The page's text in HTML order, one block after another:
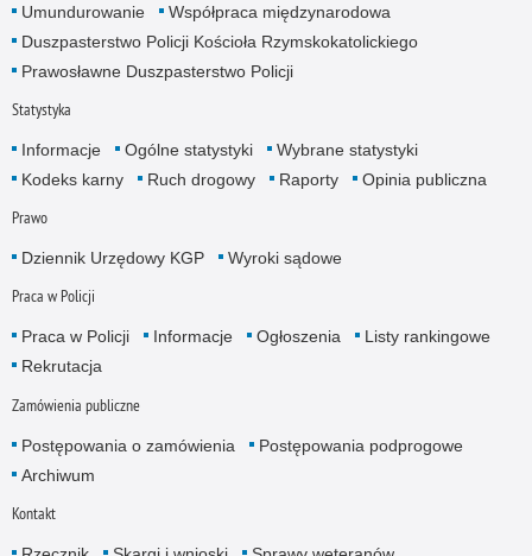
Umundurowanie
Współpraca międzynarodowa
Duszpasterstwo Policji Kościoła Rzymskokatolickiego
Prawosławne Duszpasterstwo Policji
Statystyka
Informacje Ogólne statystyki
Wybrane statystyki
Kodeks karny
Ruch drogowy Raporty Opinia publiczna
Prawo
Dziennik Urzędowy KGP Wyroki sądowe
Praca w Policji
Praca w Policji Informacje Ogłoszenia
Listy rankingowe
Rekrutacja
Zamówienia publiczne
Postępowania o zamówienia
Postępowania podprogowe
Archiwum
Kontakt